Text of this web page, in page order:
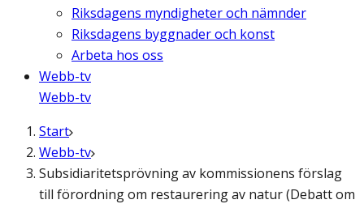
Riksdagens myndigheter och nämnder
Riksdagens byggnader och konst
Arbeta hos oss
Webb-tv
Webb-tv
Start
Webb-tv
Subsidiaritetsprövning av kommissionens förslag
till förordning om restaurering av natur (Debatt om